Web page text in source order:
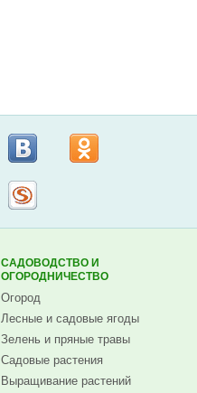
САДОВОДСТВО И
ОГОРОДНИЧЕСТВО
Огород
Лесные и садовые ягоды
Зелень и пряные травы
Садовые растения
Выращивание растений